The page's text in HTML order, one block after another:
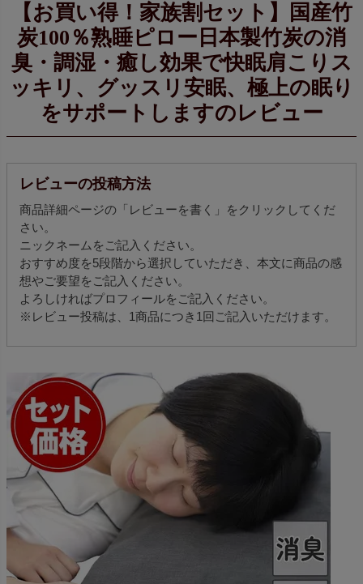
【お買い得！家族割セット】国産竹
炭100％熟睡ピロー日本製竹炭の消
臭・調湿・癒し効果で快眠肩こりス
ッキリ、グッスリ安眠、極上の眠り
をサポートしますのレビュー
レビューの投稿方法
商品詳細ページの「レビューを書く」をクリックしてくだ
さい。
ニックネームをご記入ください。
おすすめ度を5段階から選択していただき、本文に商品の感
想やご要望をご記入ください。
よろしければプロフィールをご記入ください。
※レビュー投稿は、1商品につき1回ご記入いただけます。